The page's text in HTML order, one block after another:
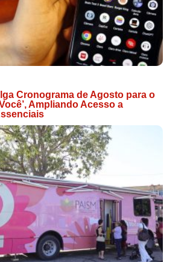
Cronograma de Agosto para o
Ampliando Acesso a